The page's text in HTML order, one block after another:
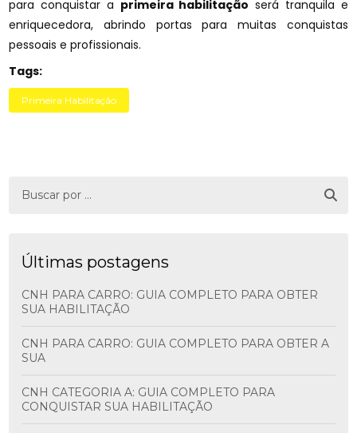
para conquistar a primeira habilitação será tranquila e
enriquecedora, abrindo portas para muitas conquistas
pessoais e profissionais.
Tags:
Primeira Habilitação
Últimas postagens
CNH PARA CARRO: GUIA COMPLETO PARA OBTER
SUA HABILITAÇÃO
CNH PARA CARRO: GUIA COMPLETO PARA OBTER A
SUA
CNH CATEGORIA A: GUIA COMPLETO PARA
CONQUISTAR SUA HABILITAÇÃO